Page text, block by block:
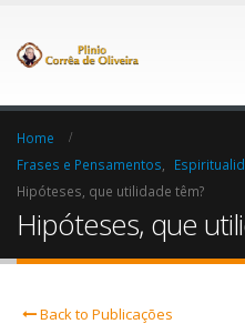
Home
Frases e Pensamentos
Hipóteses, que utilidade têm?
Hipóteses, que
Back to Publicações